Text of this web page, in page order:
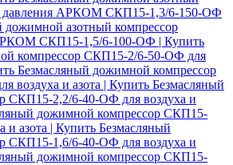
давления АРКОМ СКП15-1,3/6-150-ОФ
дожимной азотный компрессор
СКП15-1,5/6-100-ОФ | Купить
компрессор СКП15-2/6-50-ОФ для
Безмасляный дожимной компрессор
воздуха и азота | Купить Безмасляный
СКП15-2,2/6-40-ОФ для воздуха и
дожимной компрессор СКП15-
и азота | Купить Безмасляный
СКП15-1,6/6-40-ОФ для воздуха и
дожимной компрессор СКП15-